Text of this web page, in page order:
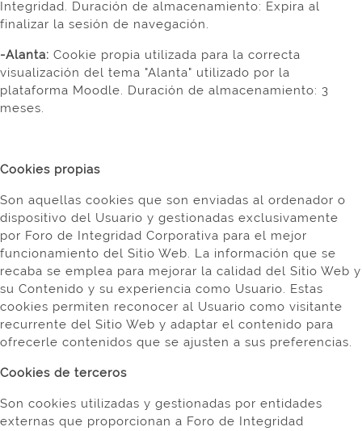
Integridad. Duración de almacenamiento: Expira al
finalizar la sesión de navegación.
-Alanta: Cookie propia utilizada para la correcta
visualización del tema "Alanta" utilizado por la
plataforma Moodle. Duración de almacenamiento: 3
meses.
Cookies propias
Son aquellas cookies que son enviadas al ordenador o
dispositivo del Usuario y gestionadas exclusivamente
por Foro de Integridad Corporativa para el mejor
funcionamiento del Sitio Web. La información que se
recaba se emplea para mejorar la calidad del Sitio Web y
su Contenido y su experiencia como Usuario. Estas
cookies permiten reconocer al Usuario como visitante
recurrente del Sitio Web y adaptar el contenido para
ofrecerle contenidos que se ajusten a sus preferencias.
Cookies de terceros
Son cookies utilizadas y gestionadas por entidades
externas que proporcionan a Foro de Integridad